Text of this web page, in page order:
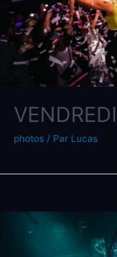
photos / Par Lucas